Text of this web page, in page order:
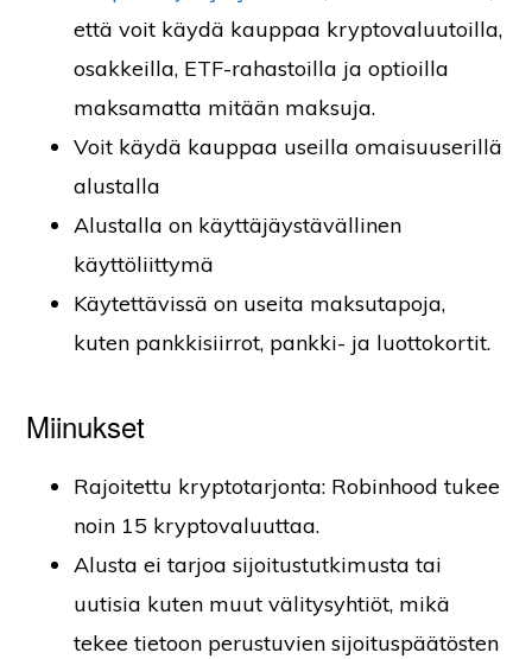
että voit käydä kauppaa kryptovaluutoilla,
osakkeilla, ETF-rahastoilla ja optioilla
maksamatta mitään maksuja.
Voit käydä kauppaa useilla omaisuuserillä
alustalla
Alustalla on käyttäjäystävällinen
käyttöliittymä
Käytettävissä on useita maksutapoja,
kuten pankkisiirrot, pankki- ja luottokortit.
Miinukset
Rajoitettu kryptotarjonta: Robinhood tukee
noin 15 kryptovaluuttaa.
Alusta ei tarjoa sijoitustutkimusta tai
uutisia kuten muut välitysyhtiöt, mikä
tekee tietoon perustuvien sijoituspäätösten